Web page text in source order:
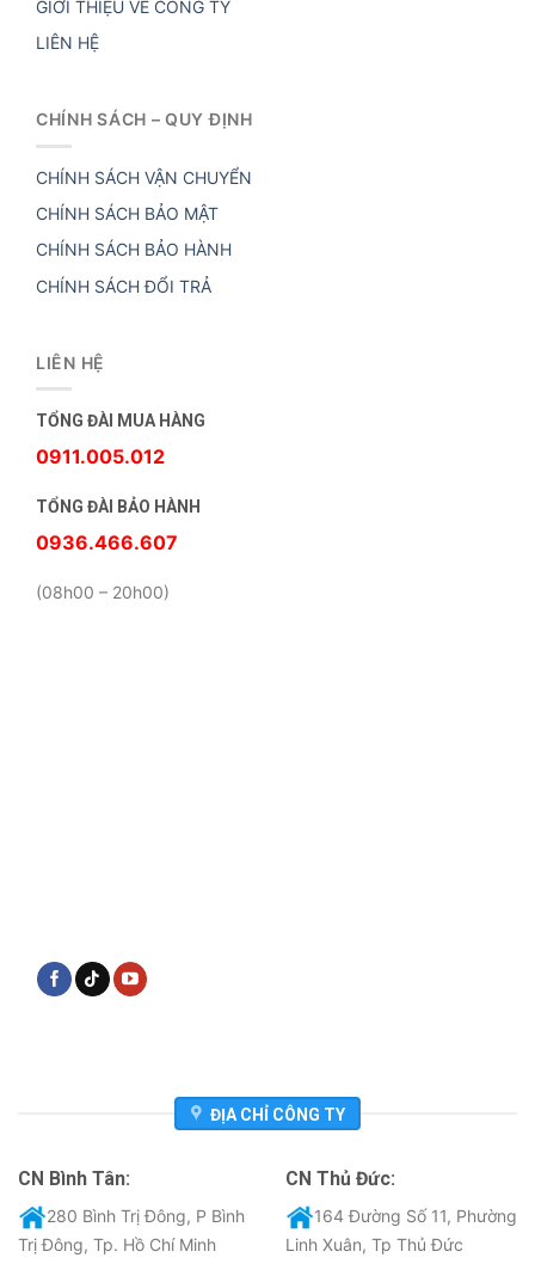
GIỚI THIỆU VỀ CÔNG TY
LIÊN HỆ
CHÍNH SÁCH – QUY ĐỊNH
CHÍNH SÁCH VẬN CHUYỂN
CHÍNH SÁCH BẢO MẬT
CHÍNH SÁCH BẢO HÀNH
CHÍNH SÁCH ĐỔI TRẢ
LIÊN HỆ
TỔNG ĐÀI MUA HÀNG
0911.005.012
TỔNG ĐÀI BẢO HÀNH
0936.466.607
(08h00 – 20h00)
ĐỊA CHỈ CÔNG TY
CN Bình Tân:
280 Bình Trị Đông, P Bình
Trị Đông, Tp. Hồ Chí Minh
CN Thủ Đức:
164 Đường Số 11, Phường
Linh Xuân, Tp Thủ Đức